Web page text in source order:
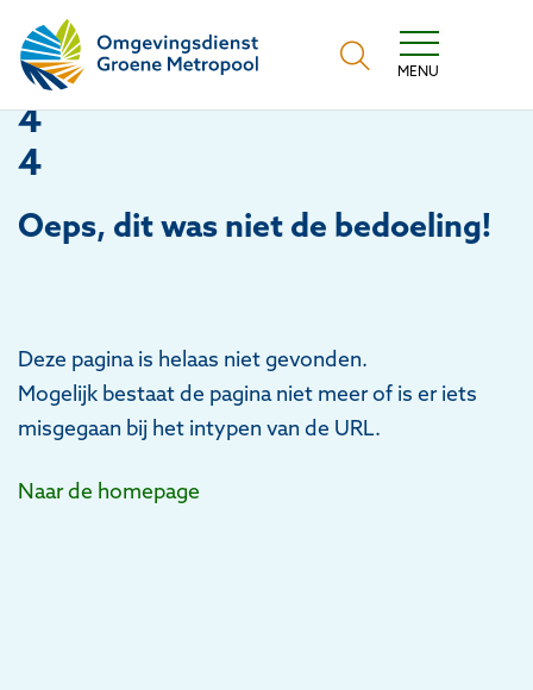
Omgevingsdienst Groene Metropool
MENU
4
4
Oeps, dit was niet de bedoeling!
Deze pagina is helaas niet gevonden.
Mogelijk bestaat de pagina niet meer of is er iets
misgegaan bij het intypen van de URL.
Naar de homepage